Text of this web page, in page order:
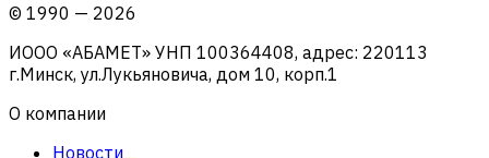
© 1990 — 2026
ИООО «АБАМЕТ» УНП 100364408, адрес: 220113
г.Минск, ул.Лукьяновича, дом 10, корп.1
О компании
Новости